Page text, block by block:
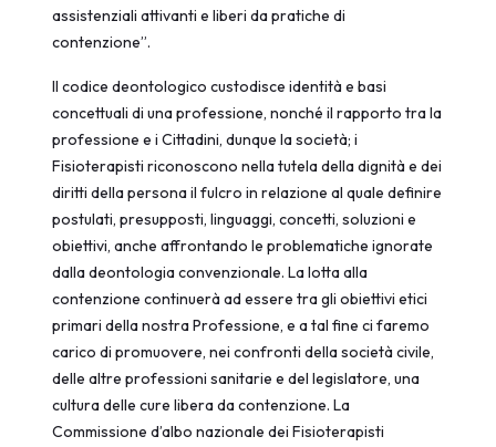
assistenziali attivanti e liberi da pratiche di
contenzione”.
Il codice deontologico custodisce identità e basi
concettuali di una professione, nonché il rapporto tra la
professione e i Cittadini, dunque la società; i
Fisioterapisti riconoscono nella tutela della dignità e dei
diritti della persona il fulcro in relazione al quale definire
postulati, presupposti, linguaggi, concetti, soluzioni e
obiettivi, anche affrontando le problematiche ignorate
dalla deontologia convenzionale. La lotta alla
contenzione continuerà ad essere tra gli obiettivi etici
primari della nostra Professione, e a tal fine ci faremo
carico di promuovere, nei confronti della società civile,
delle altre professioni sanitarie e del legislatore, una
cultura delle cure libera da contenzione. La
Commissione d’albo nazionale dei Fisioterapisti